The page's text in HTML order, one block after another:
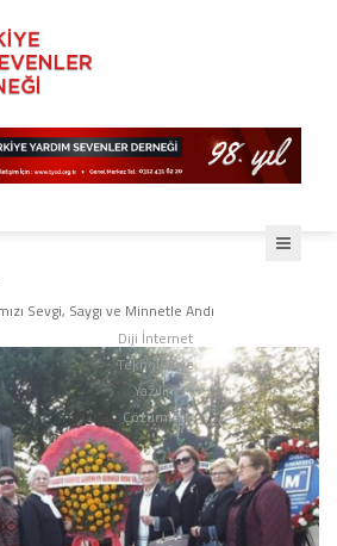
Sevgi, Saygı ve Minnetle Andı
Diji İnternet
Teknoloji ve
Yazılım
Çözümleri